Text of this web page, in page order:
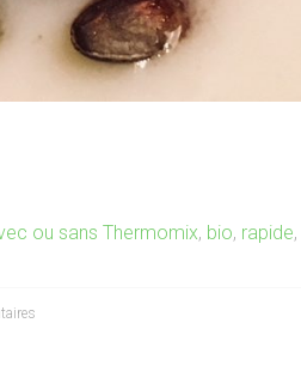
ou sans Thermomix, bio, rapide,